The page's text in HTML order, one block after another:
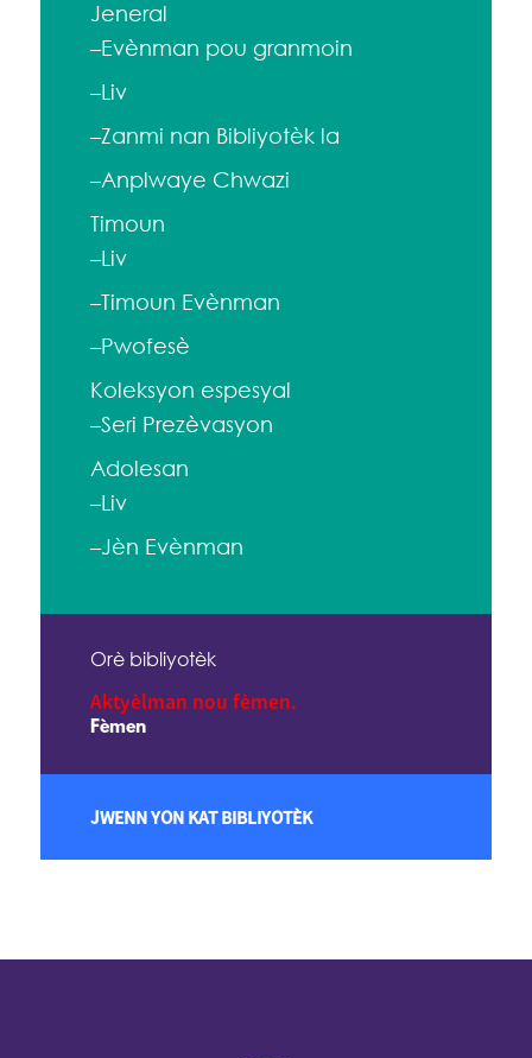
Jeneral
–Evènman pou granmoin
–Liv
–Zanmi nan Bibliyotèk la
–Anplwaye Chwazi
Timoun
–Liv
–Timoun Evènman
–Pwofesè
Koleksyon espesyal
–Seri Prezèvasyon
Adolesan
–Liv
–Jèn Evènman
Orè bibliyotèk
Aktyèlman nou fèmen.
Fèmen
JWENN YON KAT BIBLIYOTÈK